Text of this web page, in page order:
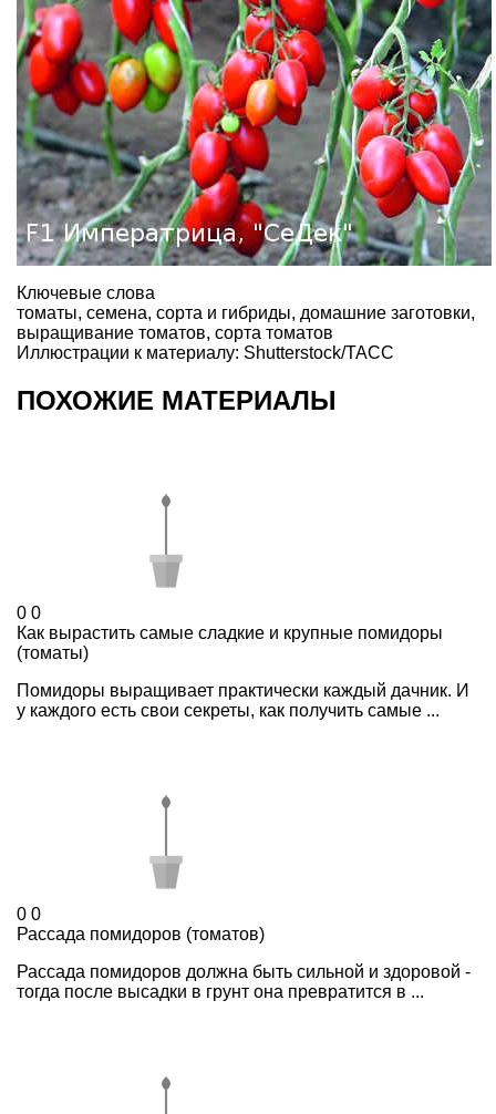
Ключевые слова
томаты, семена, сорта и гибриды, домашние заготовки,
выращивание томатов, сорта томатов
Иллюстрации к материалу: Shutterstock/ТАСС
ПОХОЖИЕ МАТЕРИАЛЫ
0 0
Как вырастить самые сладкие и крупные помидоры
(томаты)
Помидоры выращивает практически каждый дачник. И
у каждого есть свои секреты, как получить самые ...
0 0
Рассада помидоров (томатов)
Рассада помидоров должна быть сильной и здоровой -
тогда после высадки в грунт она превратится в ...